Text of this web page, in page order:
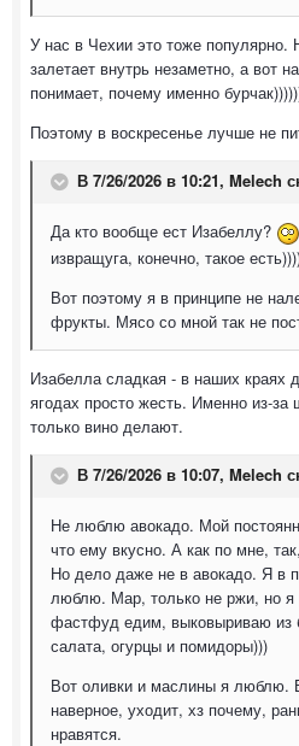
У нас в Чехии это тоже популярно.
залетает внутрь незаметно, а вот
понимает, почему именно
Поэтому в воскресенье лучше не
В 7/26/2026 в 10:21, Melech
Да кто вообще ест Изабеллу?
извращуга, конечно, такое
Вот поэтому я в принципе не
фрукты. Мясо со мной так не
Изабелла сладкая - в наших краях
ягодах просто жесть. Именно из-
только вино делают.
В 7/26/2026 в 10:07, Melech
Не люблю авокадо. Мой
что ему вкусно. А как по мне,
Но дело даже не в авокадо. Я в
люблю. Мар, только не ржи, но я
фастфуд едим, выковыриваю из
салата, огурцы и помидоры)))
Вот оливки и маслины я люблю.
наверное, уходит, хз почему,
нравятся.